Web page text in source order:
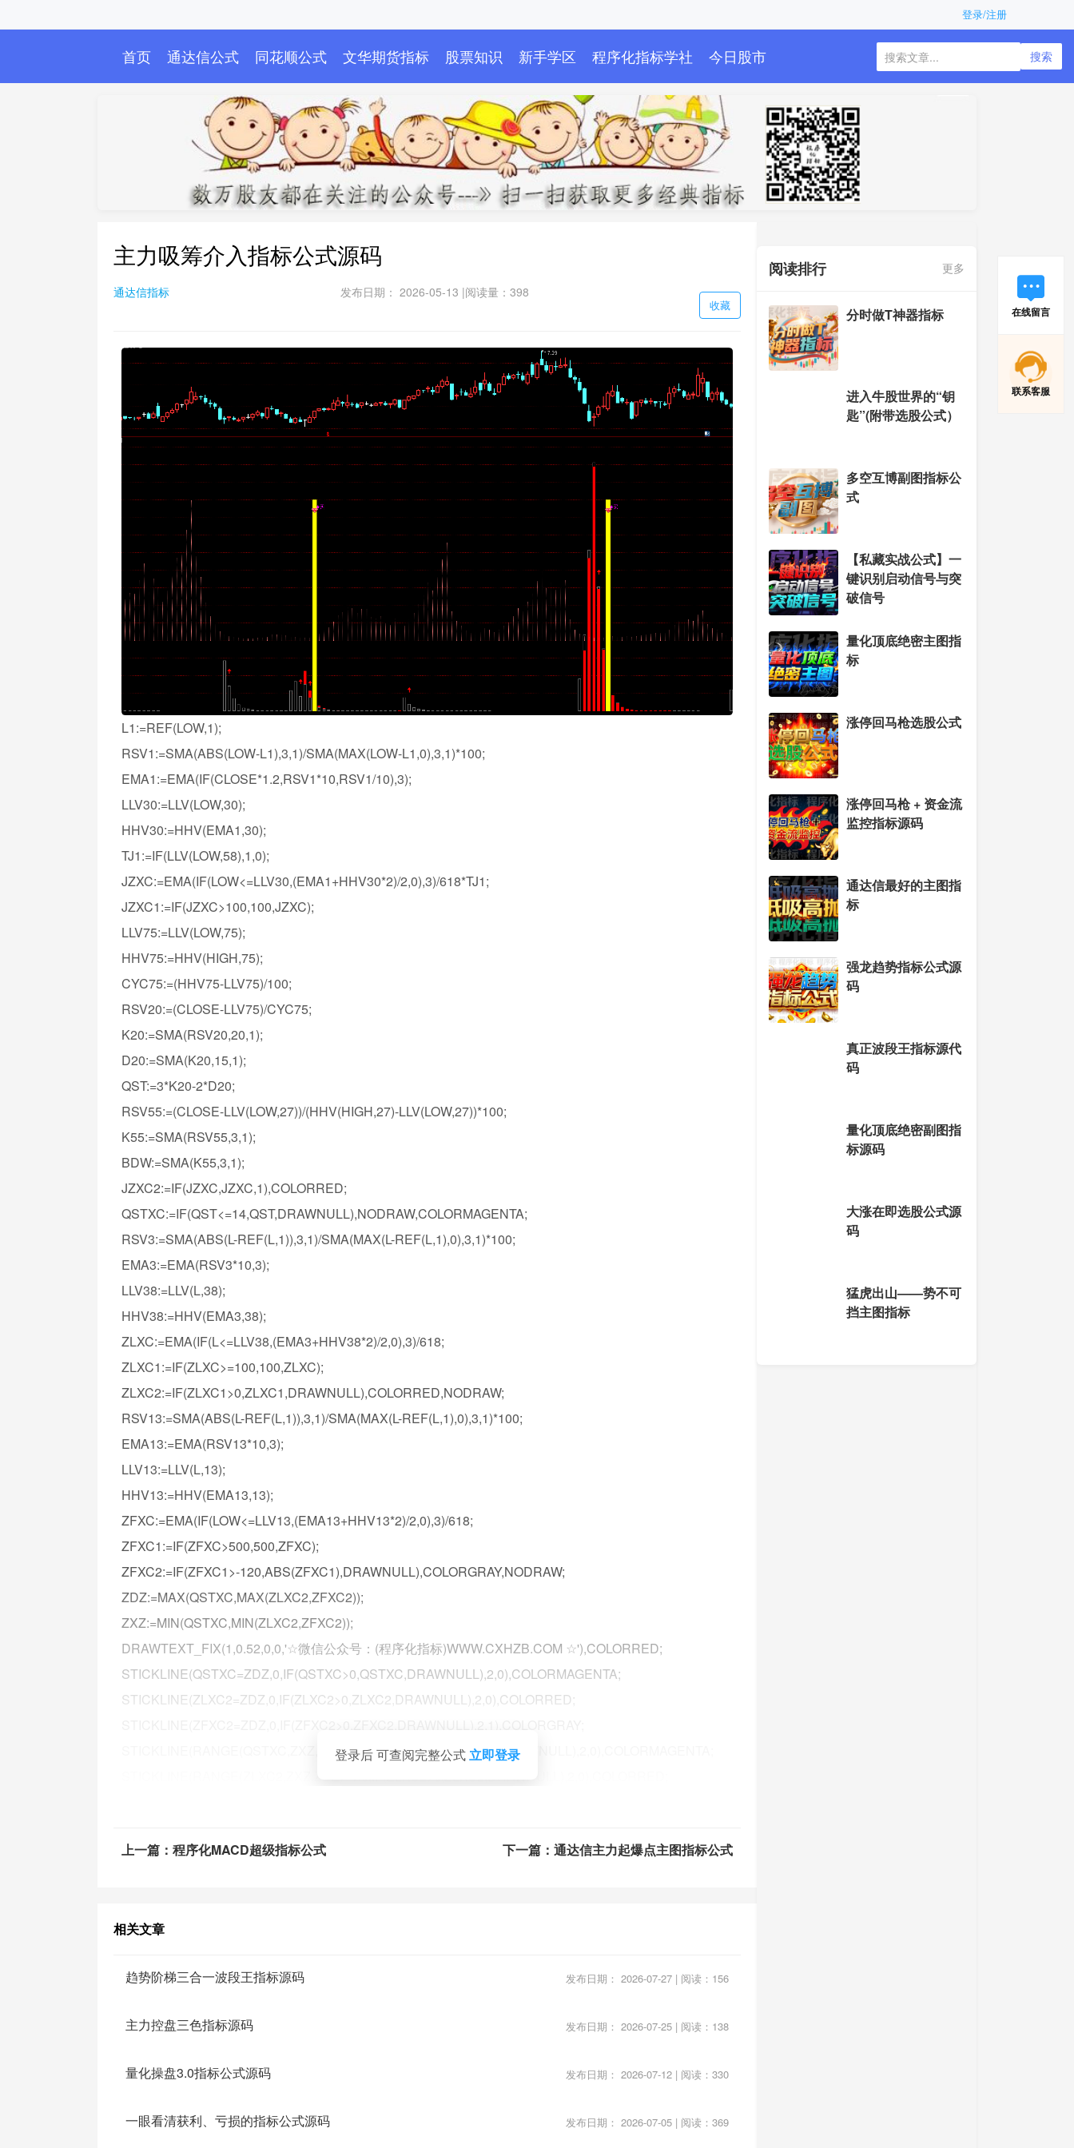
登录/注册
首页 通达信公式 同花顺公式 文华期货指标 股票知识 新手学区 程序化指标学社 今日股市 搜索
主力吸筹介入指标公式源码
通达信指标 发布日期： 2026-05-13 |阅读量：398
收藏
L1:=REF(LOW,1);
RSV1:=SMA(ABS(LOW-L1),3,1)/SMA(MAX(LOW-L1,0),3,1)*100;
EMA1:=EMA(IF(CLOSE*1.2,RSV1*10,RSV1/10),3);
LLV30:=LLV(LOW,30);
HHV30:=HHV(EMA1,30);
TJ1:=IF(LLV(LOW,58),1,0);
JZXC:=EMA(IF(LOW<=LLV30,(EMA1+HHV30*2)/2,0),3)/618*TJ1;
JZXC1:=IF(JZXC>100,100,JZXC);
LLV75:=LLV(LOW,75);
HHV75:=HHV(HIGH,75);
CYC75:=(HHV75-LLV75)/100;
RSV20:=(CLOSE-LLV75)/CYC75;
K20:=SMA(RSV20,20,1);
D20:=SMA(K20,15,1);
QST:=3*K20-2*D20;
RSV55:=(CLOSE-LLV(LOW,27))/(HHV(HIGH,27)-LLV(LOW,27))*100;
K55:=SMA(RSV55,3,1);
BDW:=SMA(K55,3,1);
JZXC2:=IF(JZXC,JZXC,1),COLORRED;
QSTXC:=IF(QST<=14,QST,DRAWNULL),NODRAW,COLORMAGENTA;
RSV3:=SMA(ABS(L-REF(L,1)),3,1)/SMA(MAX(L-REF(L,1),0),3,1)*100;
EMA3:=EMA(RSV3*10,3);
LLV38:=LLV(L,38);
HHV38:=HHV(EMA3,38);
ZLXC:=EMA(IF(L<=LLV38,(EMA3+HHV38*2)/2,0),3)/618;
ZLXC1:=IF(ZLXC>=100,100,ZLXC);
ZLXC2:=IF(ZLXC1>0,ZLXC1,DRAWNULL),COLORRED,NODRAW;
RSV13:=SMA(ABS(L-REF(L,1)),3,1)/SMA(MAX(L-REF(L,1),0),3,1)*100;
EMA13:=EMA(RSV13*10,3);
LLV13:=LLV(L,13);
HHV13:=HHV(EMA13,13);
ZFXC:=EMA(IF(LOW<=LLV13,(EMA13+HHV13*2)/2,0),3)/618;
ZFXC1:=IF(ZFXC>500,500,ZFXC);
ZFXC2:=IF(ZFXC1>-120,ABS(ZFXC1),DRAWNULL),COLORGRAY,NODRAW;
ZDZ:=MAX(QSTXC,MAX(ZLXC2,ZFXC2));
ZXZ:=MIN(QSTXC,MIN(ZLXC2,ZFXC2));
DRAWTEXT_FIX(1,0.52,0,0,'☆微信公众号：(程序化指标)WWW.CXHZB.COM ☆'),COLORRED;
STICKLINE(QSTXC=ZDZ,0,IF(QSTXC>0,QSTXC,DRAWNULL),2,0),COLORMAGENTA;
STICKLINE(ZLXC2=ZDZ,0,IF(ZLXC2>0,ZLXC2,DRAWNULL),2,0),COLORRED;
STICKLINE(RANGE(QSTXC,ZXZ,ZDZ)=1,0,IF(QSTXC>0,QSTXC,DRAWNULL),2,0),COLORMAGENTA;
STICKLINE(RANGE(ZLXC2,ZXZ,ZDZ)=1,0,IF(ZLXC2>0,ZLXC2,DRAWNULL),2,0),COLORRED;
STICKLINE(ZLXC2=ZXZ,0,IF(ZLXC2>0,ZLXC2,DRAWNULL),2,0),COLORRED;
CBA11:=CBA10<REF(CBA10,1);
CBA12:=SMA(((HHV(C,13)-C)/(HHV(C,13)-LLV(C,13))),5,1);
STICKLINE(KSS>0,20,KSS+20,0,-1),COLORLIRED;
XCM:=IF(CROSS(RSV40,JZXC2),1,0),COLORYELLOW;
DRAWTEXT(XCM,58,' ★买')COLORMAGENTA;
登录后 可查阅完整公式立即登录
上一篇：程序化MACD超级指标公式 下一篇：通达信主力起爆点主图指标公式
相关文章
趋势阶梯三合一波段王指标源码 发布日期： 2026-07-27 | 阅读：156
主力控盘三色指标源码 发布日期： 2026-07-25 | 阅读：138
量化操盘3.0指标公式源码 发布日期： 2026-07-12 | 阅读：330
一眼看清获利、亏损的指标公式源码 发布日期： 2026-07-05 | 阅读：369
阅读排行 更多
分时做T神器指标
进入牛股世界的“钥
匙”(附带选股公式）
多空互博副图指标公
式
【私藏实战公式】一
键识别启动信号与突
破信号
量化顶底绝密主图指
标
涨停回马枪选股公式
涨停回马枪 + 资金流
监控指标源码
通达信最好的主图指
标
强龙趋势指标公式源
码
真正波段王指标源代
码
量化顶底绝密副图指
标源码
大涨在即选股公式源
码
猛虎出山——势不可
挡主图指标
在线留言
联系客服